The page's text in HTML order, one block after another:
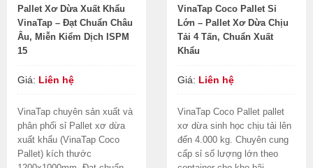
Pallet Xơ Dừa Xuất Khẩu
VinaTap – Đạt Chuẩn Châu
Âu, Miễn Kiểm Dịch ISPM
15
Giá: Liên hệ
VinaTap chuyên sản xuất và
phân phối sỉ Pallet xơ dừa
xuất khẩu (VinaTap Coco
Pallet) kích thước
VinaTap Coco Pallet Sỉ
Lớn – Pallet Xơ Dừa Chịu
Tải 4 Tấn, Chuẩn Xuất
Khẩu
Giá: Liên hệ
VinaTap Coco Pallet pallet
xơ dừa sinh học chịu tải lên
đến 4.000 kg. Chuyên cung
cấp sỉ số lượng lớn theo